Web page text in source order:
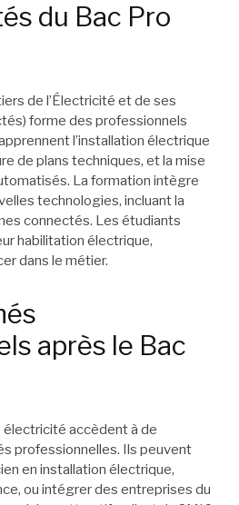
du Bac Pro
de l’Électricité et de ses
forme des professionnels
l’installation électrique
de plans techniques, et la mise
La formation intègre
technologies, incluant la
connectés. Les étudiants
habilitation électrique,
dans le métier.
après le Bac
accèdent à de
professionnelles. Ils peuvent
en installation électrique,
ou intégrer des entreprises du